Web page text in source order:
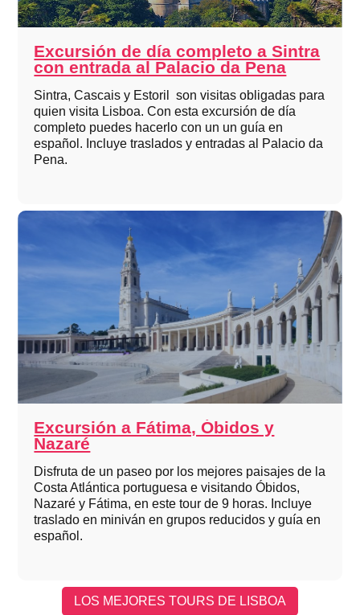
Excursión de día completo a Sintra
con entrada al Palacio da Pena
Sintra, Cascais y Estoril son visitas obligadas para
quien visita Lisboa. Con esta excursión de día
completo puedes hacerlo con un un guía en
español. Incluye traslados y entradas al Palacio da
Pena.
Excursión a Fátima, Óbidos y
Nazaré
Disfruta de un paseo por los mejores paisajes de la
Costa Atlántica portuguesa e visitando Óbidos,
Nazaré y Fátima, en este tour de 9 horas. Incluye
traslado en miniván en grupos reducidos y guía en
español.
LOS MEJORES TOURS DE LISBOA